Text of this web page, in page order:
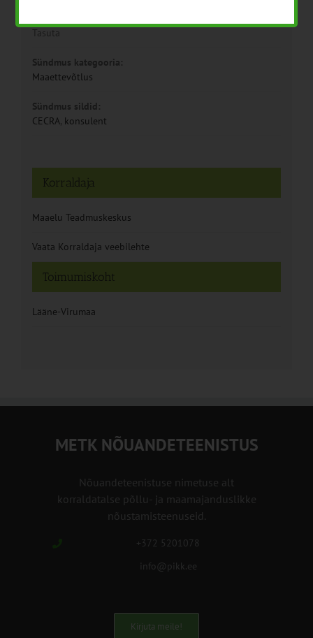
Tasuta
Sündmus kategooria:
Maaettevõtlus
Sündmus sildid:
CECRA, konsulent
Toimumiskoht
Lääne-Virumaa
Korraldaja
Maaelu Teadmuskeskus
Vaata Korraldaja veebilehte
METK NÕUANDETEENISTUS
Nõuandeteenistuse nimetuse alt
korraldatalse põllu- ja maamajanduslikke
nõustamisteenuseid.
+372 5201078
info@pikk.ee
Kirjuta meile!